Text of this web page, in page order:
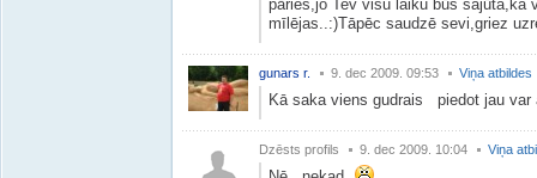
pāries,jo Tev visu laiku būs sajūta,ka
mīlējas..:)Tāpēc saudzē sevi,griez
gunars r. 9. dec 2009. 09:53 Viņa atbildes
Kā saka viens gudrais piedot jau var
Dzēsts profils 9. dec 2009. 10:04 Viņa